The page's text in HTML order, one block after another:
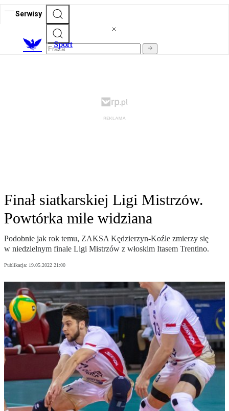
Serwisy
Sport
Finał siatkarskiej Ligi Mistrzów.
Powtórka mile widziana
Podobnie jak rok temu, ZAKSA Kędzierzyn-Koźle zmierzy się
w niedzielnym finale Ligi Mistrzów z włoskim Itasem Trentino.
Publikacja: 19.05.2022 21:00